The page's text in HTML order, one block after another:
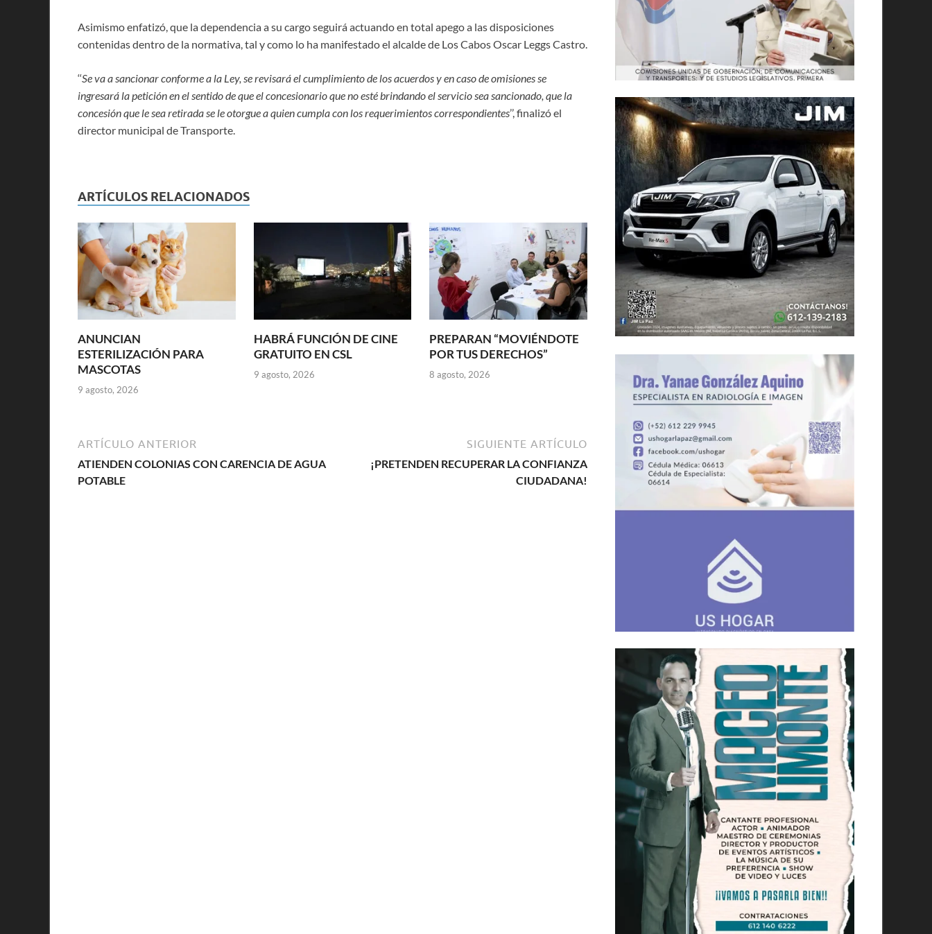
Asimismo enfatizó, que la dependencia a su cargo seguirá actuando en total apego a las disposiciones
contenidas dentro de la normativa, tal y como lo ha manifestado el alcalde de Los Cabos Oscar Leggs Castro.
‘‘Se va a sancionar conforme a la Ley, se revisará el cumplimiento de los acuerdos y en caso de omisiones se
ingresará la petición en el sentido de que el concesionario que no esté brindando el servicio sea sancionado, que la
concesión que le sea retirada se le otorgue a quien cumpla con los requerimientos correspondientes’’, finalizó el
director municipal de Transporte.
ARTÍCULOS RELACIONADOS
ANUNCIAN
ESTERILIZACIÓN PARA
MASCOTAS
9 agosto, 2026
HABRÁ FUNCIÓN DE CINE
GRATUITO EN CSL
9 agosto, 2026
PREPARAN “MOVIÉNDOTE
POR TUS DERECHOS”
8 agosto, 2026
ARTÍCULO ANTERIOR
ATIENDEN COLONIAS CON CARENCIA DE AGUA
POTABLE
SIGUIENTE ARTÍCULO
¡PRETENDEN RECUPERAR LA CONFIANZA
CIUDADANA!